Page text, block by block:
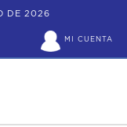
DE 2026
MI CUENTA